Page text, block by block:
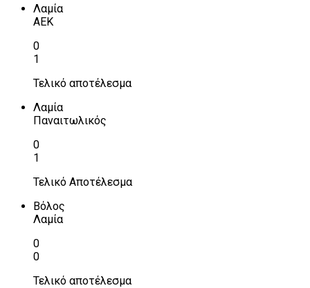
Λαμία
ΑΕΚ
0
1
Τελικό αποτέλεσμα
Λαμία
Παναιτωλικός
0
1
Τελικό Αποτέλεσμα
Βόλος
Λαμία
0
0
Τελικό αποτέλεσμα